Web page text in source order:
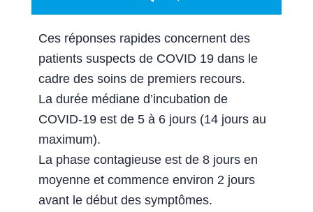
Ces réponses rapides concernent des
patients suspects de COVID 19 dans le
cadre des soins de premiers recours.
La durée médiane d’incubation de
COVID-19 est de 5 à 6 jours (14 jours au
maximum).
La phase contagieuse est de 8 jours en
moyenne et commence environ 2 jours
avant le début des symptômes.